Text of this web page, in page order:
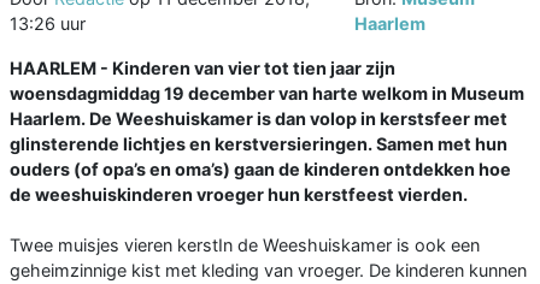
13:26 uur
Haarlem
HAARLEM - Kinderen van vier tot tien jaar zijn
woensdagmiddag 19 december van harte welkom in Museum
Haarlem. De Weeshuiskamer is dan volop in kerstsfeer met
glinsterende lichtjes en kerstversieringen. Samen met hun
ouders (of opa’s en oma’s) gaan de kinderen ontdekken hoe
de weeshuiskinderen vroeger hun kerstfeest vierden.
Twee muisjes vieren kerstIn de Weeshuiskamer is ook een
geheimzinnige kist met kleding van vroeger. De kinderen kunnen